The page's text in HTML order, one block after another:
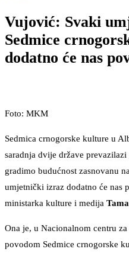
Vujović: Svaki
Sedmice
dodatno će nas
Foto: MKM
Sedmica crnogorske kulture u
saradnja dvije države
gradimo budućnost zasnovanu
umjetnički izraz dodatno će nas
ministarka kulture i medija
Ona je, u Nacionalnom centru
povodom Sedmice crnogorske